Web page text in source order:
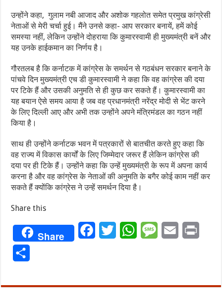
उन्होंने कहा, गुलाम नबी आजाद और अशोक गहलोत समेत प्रमुख कांग्रेसी
नेताओं से मेरी चर्चा हुई। मैंने उनसे कहा- आप सरकार बनायें, हमें कोई
समस्या नहीं, लेकिन उन्होंने दोहराया कि कुमारस्वामी ही मुख्यमंत्री बनें और
यह उनके हाईकमान का निर्णय है।
गौरतलब है कि कर्नाटक में कांग्रेस के समर्थन से गठबंधन सरकार बनाने के
पांचवे दिन मुख्यमंत्री एच डी कुमारस्वामी ने कहा कि वह कांग्रेस की दया
पर टिके हैं और उसकी अनुमति से ही कुछ कर सकते हैं। कुमारस्वामी का
यह बयान ऐसे समय आया है जब वह प्रधानमंत्री नरेंद्र मोदी से भेंट करने
के लिए दिल्ली आए और अभी तक उन्होंने अपने मंत्रिमंडल का गठन नहीं
किया है।
साथ ही उन्होंने कर्नाटक भवन में पत्रकारों से बातचीत करते हुए कहा कि
वह राज्य में विकास कार्यों के लिए जिम्मेदार जरूर हैं लेकिन कांग्रेस की
दया पर ही टिके हैं। उन्होंने कहा कि उन्हें मुख्यमंत्री के रूप में अपना कार्य
करना है और वह कांग्रेस के नेताओं की अनुमति के बगैर कोई काम नहीं कर
सकते हैं क्योंकि कांग्रेस ने उन्हें समर्थन दिया है।
Share this
Share FacebookTwitterWhatsAppMessageEmail